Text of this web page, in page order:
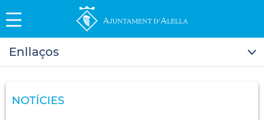
Enllaços
NOTÍCIES